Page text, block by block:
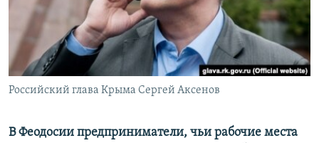
ELIFBE
УКРАИНСКАЯ ПРОБЛЕМА КРЫМА
Все сайты RFE/RL
Российский глава Крыма Сергей Аксенов
В Феодосии предприниматели, чьи рабочие места